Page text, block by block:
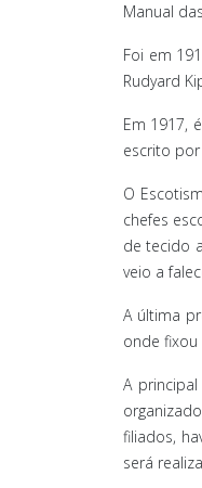
Manual
Foi em
Rudyard
Em 1917,
escrito
O
chefes
de tecido
veio a
A última
onde fixou
A
filiados,
será